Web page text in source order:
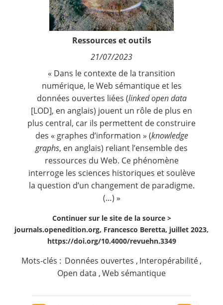
Ressources et outils
21/07/2023
« Dans le contexte de la transition
numérique, le Web sémantique et les
données ouvertes liées (linked open data
[LOD], en anglais) jouent un rôle de plus en
plus central, car ils permettent de construire
des « graphes d’information » (knowledge
graphs, en anglais) reliant l’ensemble des
ressources du Web. Ce phénomène
interroge les sciences historiques et soulève
la question d’un changement de paradigme.
(…) »
Continuer sur le site de la source >
journals.openedition.org, Francesco Beretta, juillet 2023,
https://doi.org/10.4000/revuehn.3349
Mots-clés : Données ouvertes , Interopérabilité,
Open data ,Web sémantique